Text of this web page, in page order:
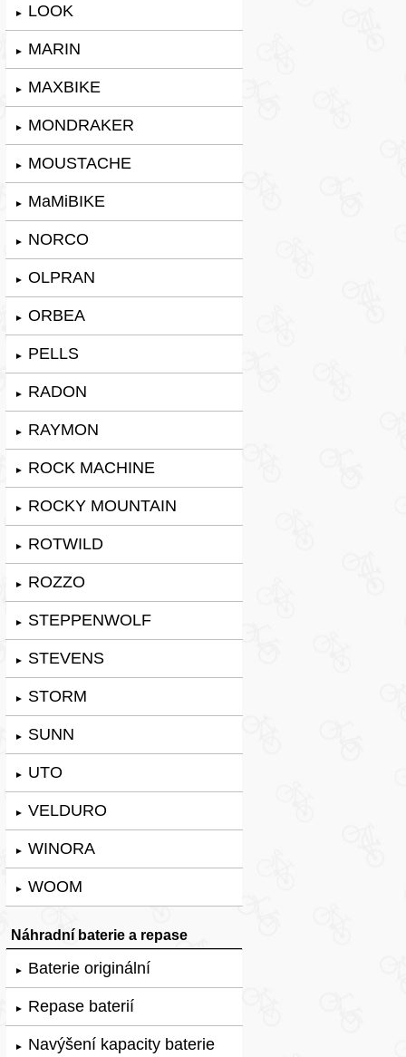
► LOOK
► MARIN
► MAXBIKE
► MONDRAKER
► MOUSTACHE
► MaMiBIKE
► NORCO
► OLPRAN
► ORBEA
► PELLS
► RADON
► RAYMON
► ROCK MACHINE
► ROCKY MOUNTAIN
► ROTWILD
► ROZZO
► STEPPENWOLF
► STEVENS
► STORM
► SUNN
► UTO
► VELDURO
► WINORA
► WOOM
Náhradní baterie a repase
► Baterie originální
► Repase baterií
► Navýšení kapacity baterie